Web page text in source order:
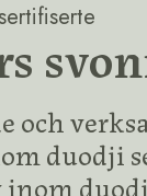
och
duodji
inom